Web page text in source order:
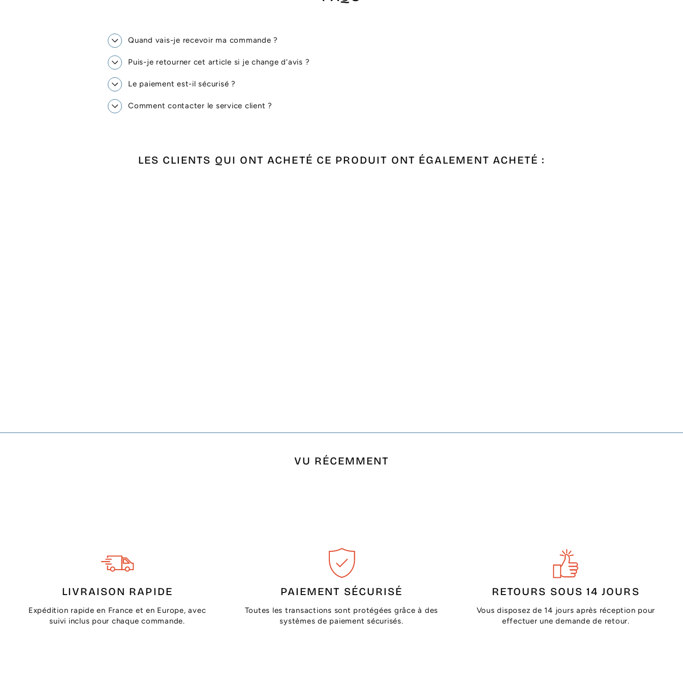
Quand vais-je recevoir ma commande ?
Puis-je retourner cet article si je change d’avis ?
Le paiement est-il sécurisé ?
Comment contacter le service client ?
LES CLIENTS QUI ONT ACHETÉ CE PRODUIT ONT ÉGALEMENT ACHETÉ :
VU RÉCEMMENT
LIVRAISON RAPIDE
Expédition rapide en France et en Europe, avec
suivi inclus pour chaque commande.
PAIEMENT SÉCURISÉ
Toutes les transactions sont protégées grâce à des
systèmes de paiement sécurisés.
RETOURS SOUS 14 JOURS
Vous disposez de 14 jours après réception pour
effectuer une demande de retour.